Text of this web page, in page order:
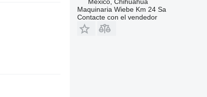
Maquinaria Wiebe Km 24 Sa
Contacte con el vendedor